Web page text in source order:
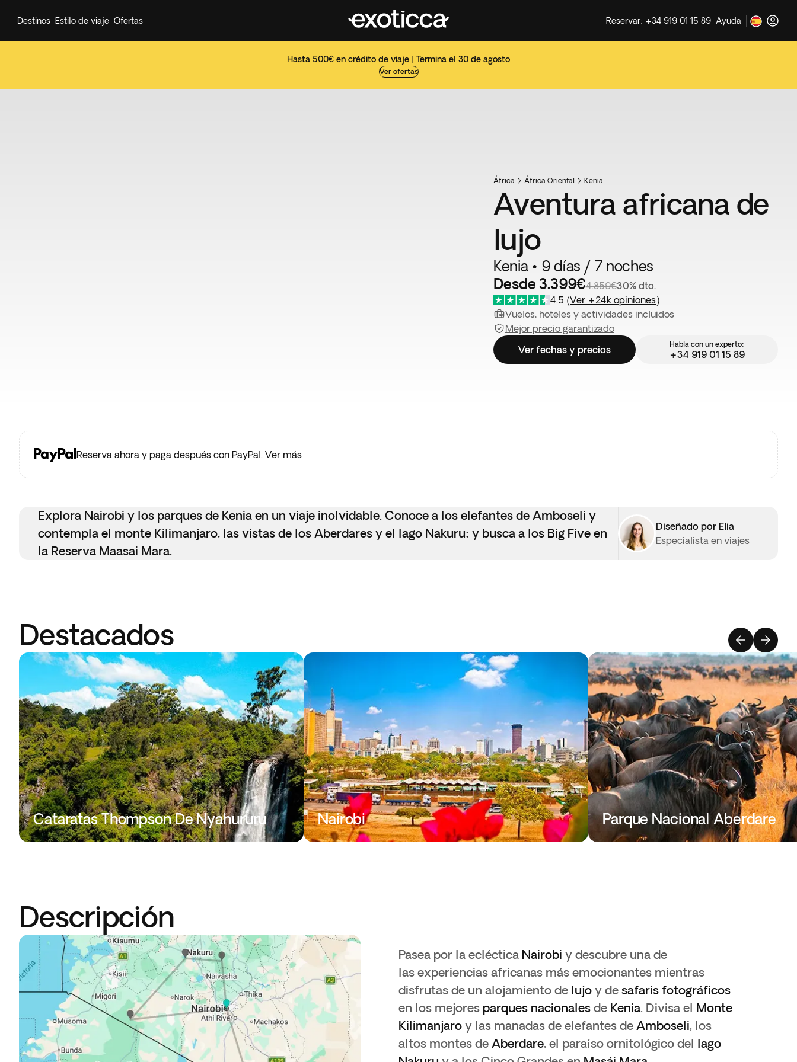
Hasta 500€ en crédito de viaje | Termina el 30 de agosto
Ver ofertas
Destinos Estilo de viaje Ofertas Reservar: +34 919 01 15 89 Ayuda
África África Oriental Kenia
Aventura africana de
lujo
Kenia • 9 días / 7 noches
Desde 3.399€4.859€30% dto.
4.5 (Ver +24k opiniones)
Vuelos, hoteles y actividades incluidos
Mejor precio garantizado
Ver fechas y precios
Habla con un experto:
+34 919 01 15 89
Reserva ahora y paga después con PayPal. Ver más
Explora Nairobi y los parques de Kenia en un viaje inolvidable. Conoce a los elefantes de Amboseli y
contempla el monte Kilimanjaro, las vistas de los Aberdares y el lago Nakuru; y busca a los Big Five en
la Reserva Maasai Mara.
Diseñado por Elia
Especialista en viajes
Destacados
Cataratas Thompson De Nyahururu Nairobi Parque Nacional Aberdare
Descripción
Pasea por la ecléctica Nairobi y descubre una de
las experiencias africanas más emocionantes mientras
disfrutas de un alojamiento de lujo y de safaris fotográficos
en los mejores parques nacionales de Kenia. Divisa el Monte
Kilimanjaro y las manadas de elefantes de Amboseli, los
altos montes de Aberdare, el paraíso ornitológico del lago